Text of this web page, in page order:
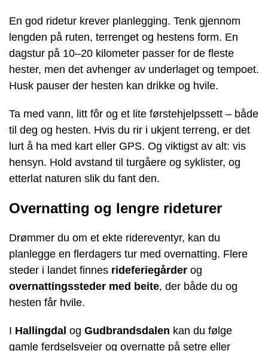
En god ridetur krever planlegging. Tenk gjennom
lengden på ruten, terrenget og hestens form. En
dagstur på 10–20 kilometer passer for de fleste
hester, men det avhenger av underlaget og tempoet.
Husk pauser der hesten kan drikke og hvile.
Ta med vann, litt fôr og et lite førstehjelpssett – både
til deg og hesten. Hvis du rir i ukjent terreng, er det
lurt å ha med kart eller GPS. Og viktigst av alt: vis
hensyn. Hold avstand til turgåere og syklister, og
etterlat naturen slik du fant den.
Overnatting og lengre rideturer
Drømmer du om et ekte ridereventyr, kan du
planlegge en flerdagers tur med overnatting. Flere
steder i landet finnes rideferiegårder og
overnattingssteder med beite, der både du og
hesten får hvile.
I Hallingdal og Gudbrandsdalen kan du følge
gamle ferdselsveier og overnatte på setre eller